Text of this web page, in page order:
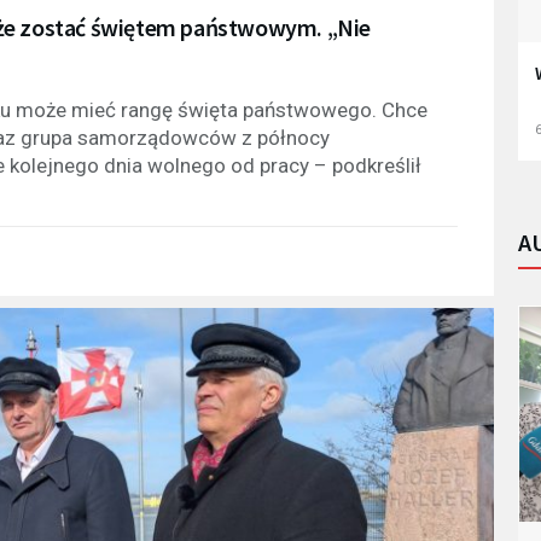
zostać świętem państwowym. „Nie
może mieć rangę święta państwowego. Chce
grupa samorządowców z północy
dnia wolnego od pracy – podkreślił